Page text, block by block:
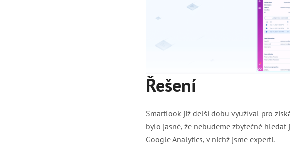
Řešení
Smartlook již delší dobu využíval pro
bylo jasné, že nebudeme zbytečně
Google Analytics, v nichž jsme experti.